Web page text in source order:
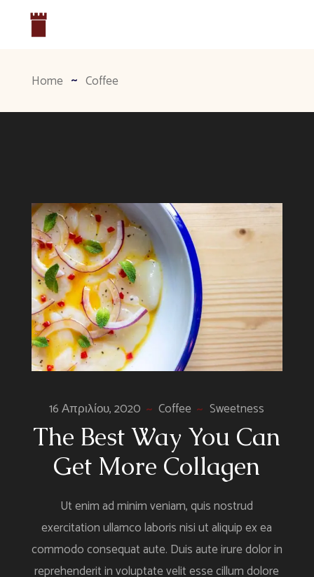
Home Coffee
16 Απριλίου, 2020 Coffee Sweetness
The Best Way You Can
Get More Collagen
Ut enim ad minim veniam, quis nostrud
exercitation ullamco laboris nisi ut aliquip ex ea
commodo consequat aute. Duis aute irure dolor in
reprehenderit in voluptate velit esse cillum dolore